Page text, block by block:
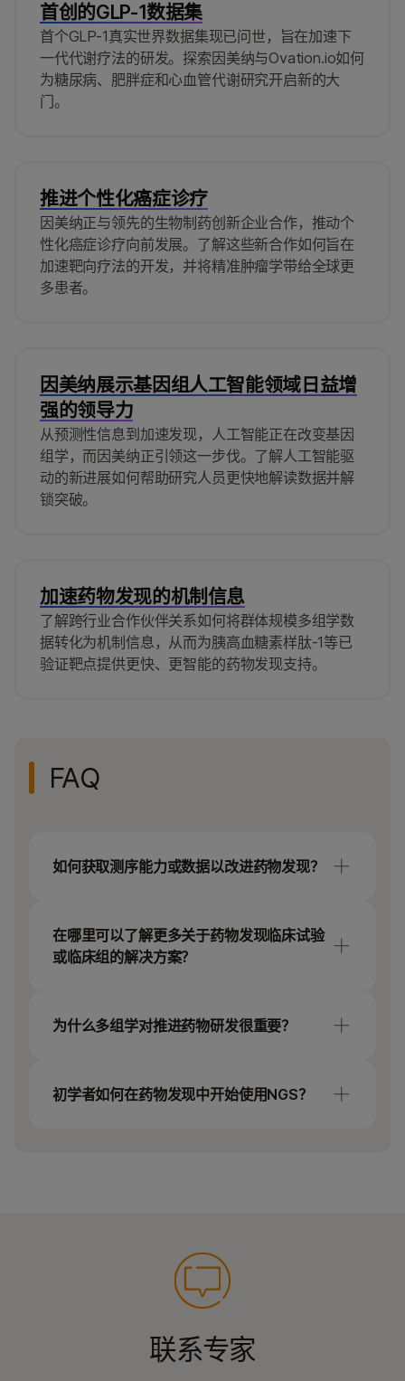
首创的GLP-1数据集
首个GLP-1真实世界数据集现已问世，旨在加速下
一代代谢疗法的研发。探索因美纳与Ovation.io如何
为糖尿病、肥胖症和心血管代谢研究开启新的大
门。
推进个性化癌症诊疗
因美纳正与领先的生物制药创新企业合作，推动个
性化癌症诊疗向前发展。了解这些新合作如何旨在
加速靶向疗法的开发，并将精准肿瘤学带给全球更
多患者。
因美纳展示基因组人工智能领域日益增
强的领导力
从预测性信息到加速发现，人工智能正在改变基因
组学，而因美纳正引领这一步伐。了解人工智能驱
动的新进展如何帮助研究人员更快地解读数据并解
锁突破。
加速药物发现的机制信息
了解跨行业合作伙伴关系如何将群体规模多组学数
据转化为机制信息，从而为胰高血糖素样肽-1等已
验证靶点提供更快、更智能的药物发现支持。
FAQ
如何获取测序能力或数据以改进药物发现？
活、可扩展的选择方案。您可以选择：
实验室 NGS仪器
高通量多组学数据解决方案
用于药物发现和人工智能模型的大规模
在哪里可以了解更多关于药物发现临床试验
或临床组的解决方案？
tools spanning biomarker discovery,
Key resources include:
为什么多组学对推进药物研发很重要？
据等多个生物学层面被共同分析时，药物发现
借助更丰富的生物学背景信息理解作用机
初学者如何在药物发现中开始使用NGS？
析和单细胞方法，均已成熟完善，并以直观、
端到端工作流程的形式提供。
如果您是测序新手，我们的
本并解读结果。因美纳专家及全球支持团队也
联系专家